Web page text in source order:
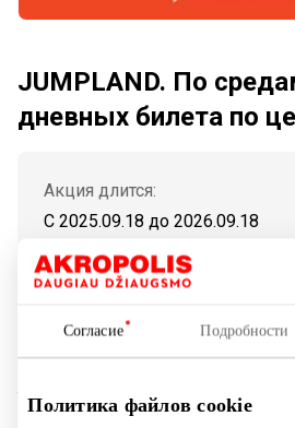
Согласие Подробности
Политика файлов cookie
JUMPLAND. По
дневных билета по
Акция длится:
С 2025.09.18 до 2026.09.18
Показать на
традицией проводить весело и с
вместе, ведь в батутном и